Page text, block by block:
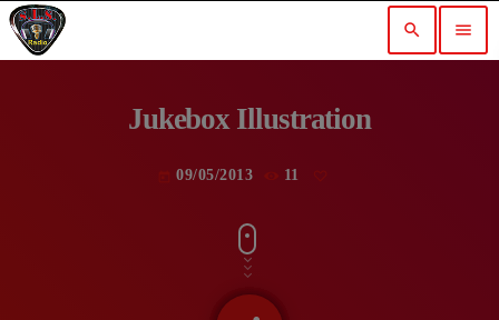
search menu
Jukebox Illustration
09/05/2013 11